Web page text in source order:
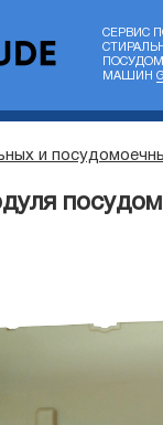
СЕРВИС
МАШИН
и